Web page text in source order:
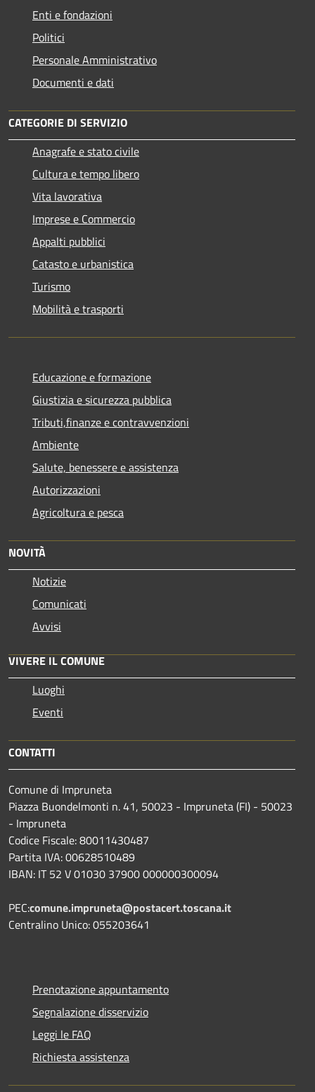
Enti e fondazioni
Politici
Personale Amministrativo
Documenti e dati
CATEGORIE DI SERVIZIO
Anagrafe e stato civile
Cultura e tempo libero
Vita lavorativa
Imprese e Commercio
Appalti pubblici
Catasto e urbanistica
Turismo
Mobilità e trasporti
Educazione e formazione
Giustizia e sicurezza pubblica
Tributi,finanze e contravvenzioni
Ambiente
Salute, benessere e assistenza
Autorizzazioni
Agricoltura e pesca
NOVITÀ
Notizie
Comunicati
Avvisi
VIVERE IL COMUNE
Luoghi
Eventi
CONTATTI
Comune di Impruneta
Piazza Buondelmonti n. 41, 50023 - Impruneta (FI) - 50023
- Impruneta
Codice Fiscale: 80011430487
Partita IVA: 00628510489
IBAN: IT 52 V 01030 37900 000000300094
PEC:comune.impruneta@postacert.toscana.it
Centralino Unico: 055203641
Prenotazione appuntamento
Segnalazione disservizio
Leggi le FAQ
Richiesta assistenza